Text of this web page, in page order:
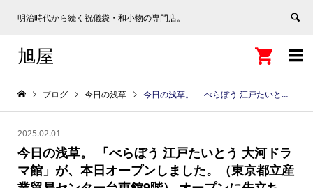
明治時代から続く祝儀袋・和小物の専門店。

旭屋 
ブログ 今日の浅草 今日の浅草。 「べらぼう 江戸たいとう 大河ドラマ館」が、本日オープンしました。（東京都立産業貿易センター台東館9階） オープンに先立ち、オープニングセレモニーが浅草神社で開催され、大黒屋女将・りつ役の安達祐実さんが登壇されました。 ドラマ館入り口では、つたいやん（マスコットキャラクター）が来場者をお迎えしていました。 #asakusa #江戸文化の街 https://e-asakusa.jp/ 大河ドラマ館 詳細↓ https://taito-tsutaju.jp/
2025.02.01
今日の浅草。 「べらぼう 江戸たいとう 大河ドラ
マ館」が、本日オープンしました。（東京都立産